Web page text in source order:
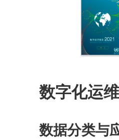
数字化运
数据分类与